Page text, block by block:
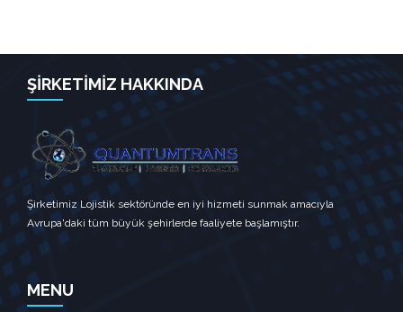
ŞİRKETİMİZ HAKKINDA
Şirketimiz Lojistik sektöründe en iyi hizmeti sunmak amacıyla
Avrupa'daki tüm büyük şehirlerde faaliyete başlamıştır.
MENU